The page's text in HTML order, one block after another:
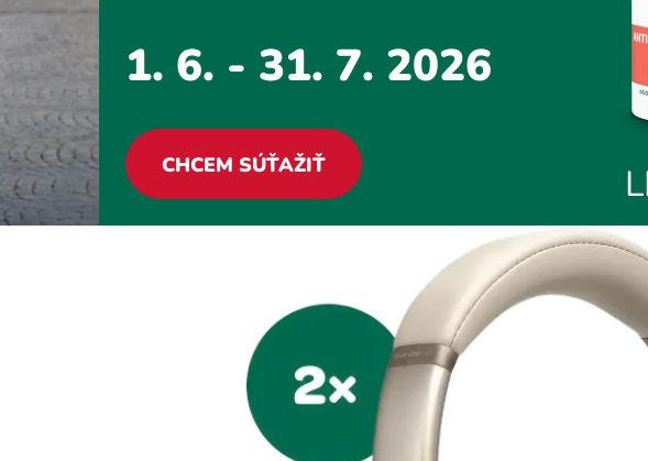
1. 6. - 31. 7. 2026
CHCEM SÚŤAŽIŤ